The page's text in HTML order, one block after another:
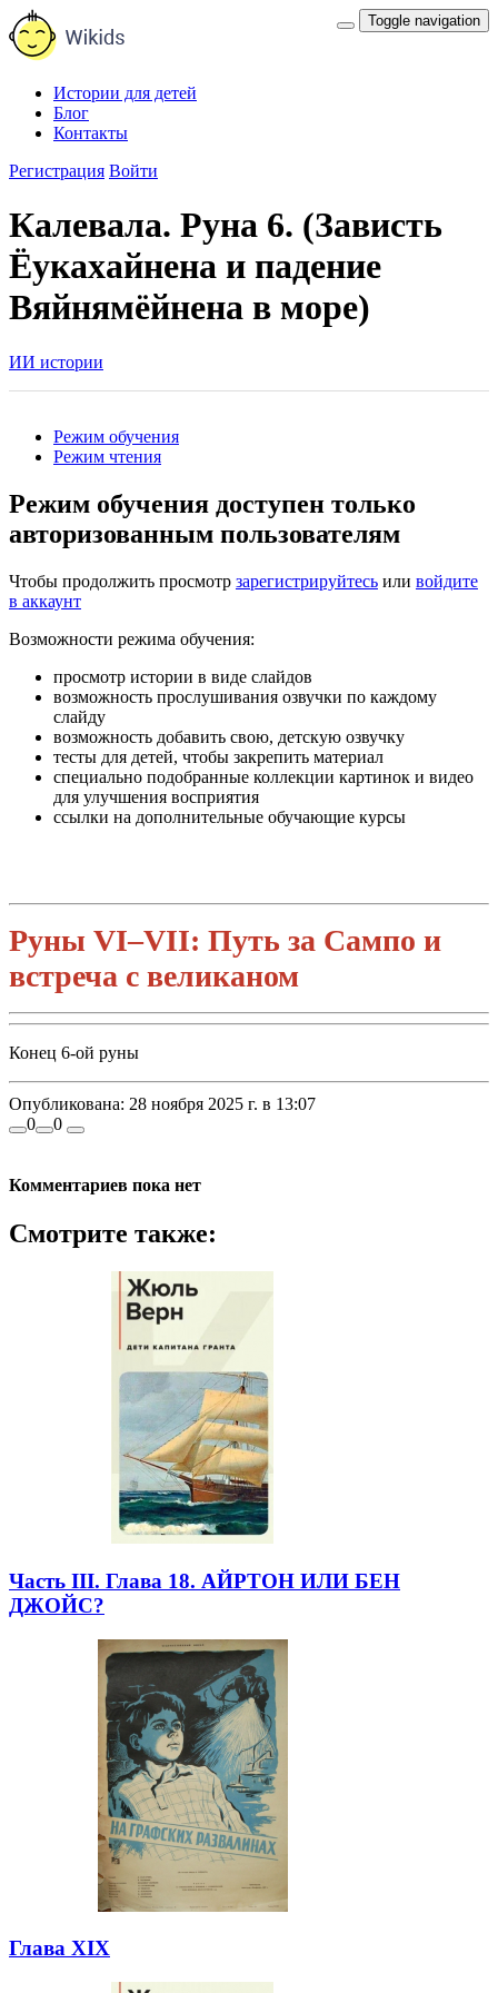
Toggle navigation
Истории для детей
Блог
Контакты
Регистрация Войти
Калевала. Руна 6. (Зависть
Ёукахайнена и падение
Вяйнямёйнена в море)
ИИ истории
Режим обучения
Режим чтения
Режим обучения доступен только
авторизованным пользователям
Чтобы продолжить просмотр зарегистрируйтесь или войдите
в аккаунт
Возможности режима обучения:
просмотр истории в виде слайдов
возможность прослушивания озвучки по каждому
слайду
возможность добавить свою, детскую озвучку
тесты для детей, чтобы закрепить материал
специально подобранные коллекции картинок и видео
для улучшения восприятия
ссылки на дополнительные обучающие курсы
Руны VI–VII: Путь за Сампо и
встреча с великаном
Конец 6-ой руны
Опубликована: 28 ноября 2025 г. в 13:07
0
0
Комментариев пока нет
Смотрите также:
Часть III. Глава 18. АЙРТОН ИЛИ БЕН
ДЖОЙС?
Глава XIX